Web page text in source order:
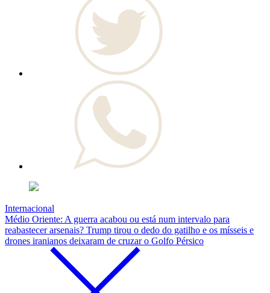
Internacional
Médio Oriente: A guerra acabou ou está num intervalo para
reabastecer arsenais? Trump tirou o dedo do gatilho e os mísseis e
drones iranianos deixaram de cruzar o Golfo Pérsico